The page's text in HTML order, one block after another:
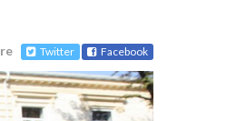
Twitter Facebook